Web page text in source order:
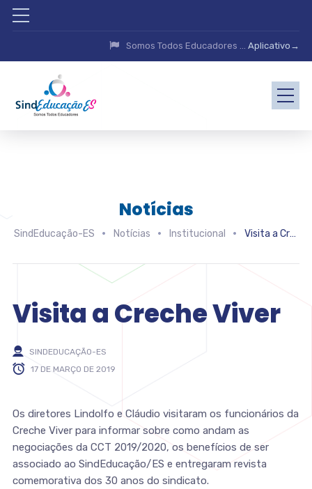
Somos Todos Educadores ...Aplicativo→
Notícias
SindEducação-ES Notícias Institucional Visita a Creche Viver
Visita a Creche Viver
SINDEDUCAÇÃO-ES
17 DE MARÇO DE 2019
Os diretores Lindolfo e Cláudio visitaram os funcionários da
Creche Viver para informar sobre como andam as
negociações da CCT 2019/2020, os benefícios de ser
associado ao SindEducação/ES e entregaram revista
comemorativa dos 30 anos do sindicato.